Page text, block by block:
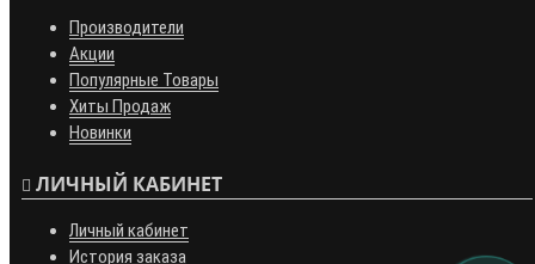
Производители
Акции
Популярные Товары
Хиты Продаж
Новинки
ЛИЧНЫЙ КАБИНЕТ
Личный кабинет
История заказа